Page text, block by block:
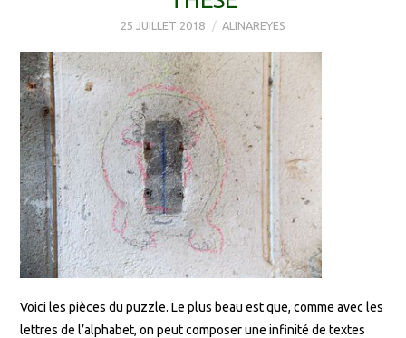
25 JUILLET 2018 ALINAREYES
Voici les pièces du puzzle. Le plus beau est que, comme avec les
lettres de l’alphabet, on peut composer une infinité de textes